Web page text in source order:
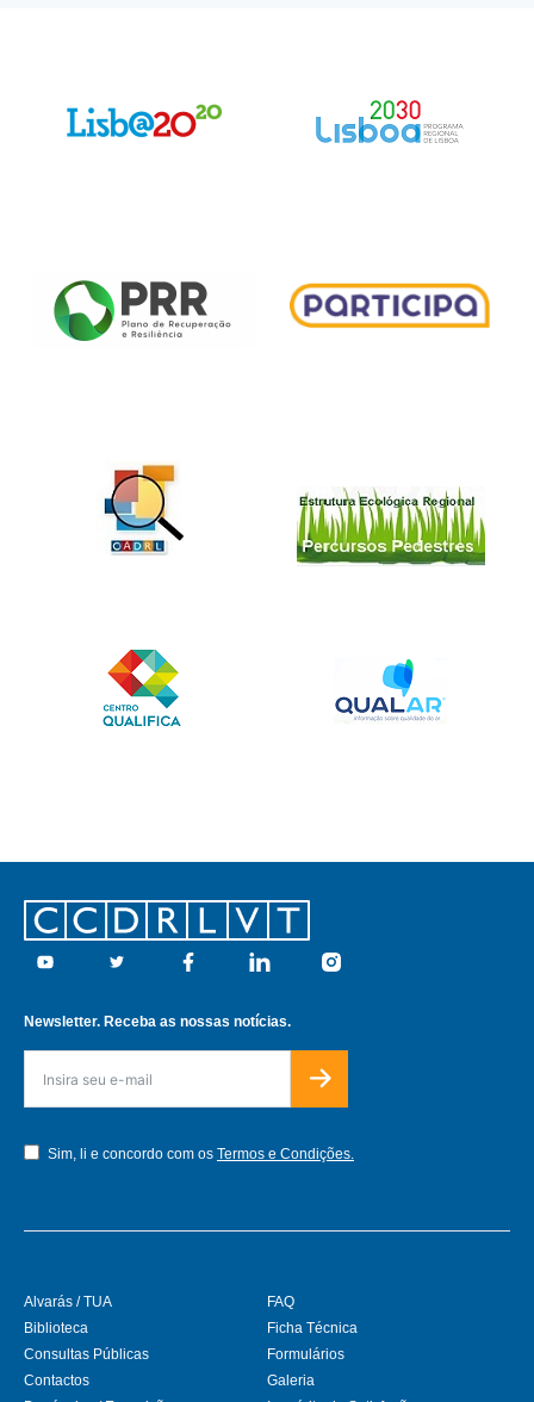
Footer
Youtube Twitter Facebook Linkedin Instagram
Newsletter. Receba as nossas notícias.
Sim, li e concordo com os Termos e Condições.
Alvarás / TUA
Biblioteca
Consultas Públicas
Contactos
FAQ
Ficha Técnica
Formulários
Galeria